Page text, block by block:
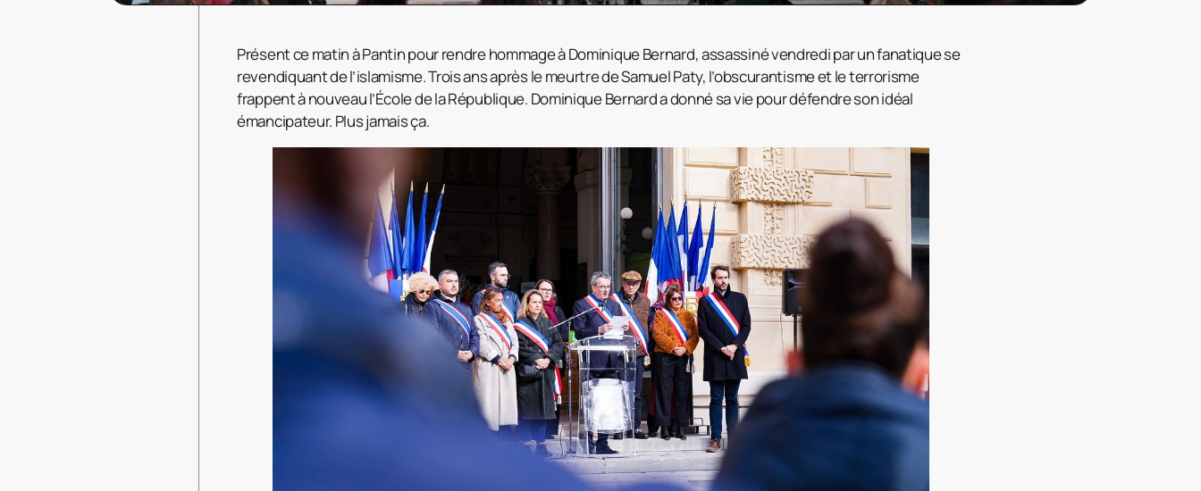
Présent ce matin à Pantin pour rendre hommage à Dominique Bernard, assassiné vendredi par un fanatique se
revendiquant de l’islamisme. Trois ans après le meurtre de Samuel Paty, l’obscurantisme et le terrorisme
frappent à nouveau l’École de la République. Dominique Bernard a donné sa vie pour défendre son idéal
émancipateur. Plus jamais ça.